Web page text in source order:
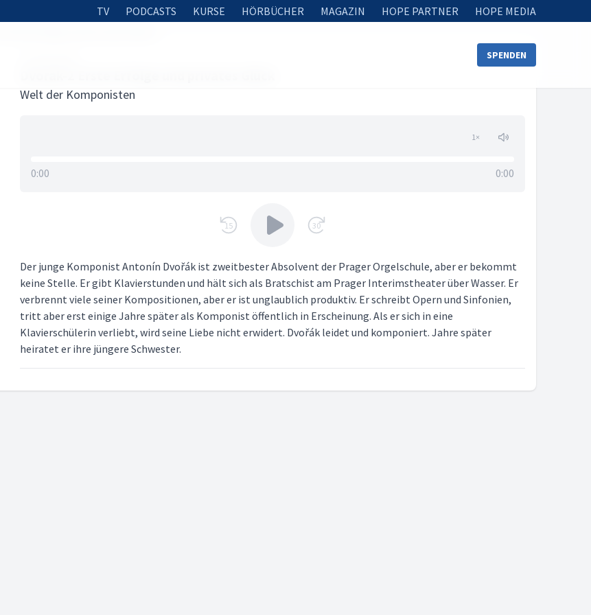
TV PODCASTS KURSE HÖRBÜCHER MAGAZIN HOPE PARTNER HOPE MEDIA
SPENDEN
Welt der Komponisten
1×
0:00 0:00
15 30
Der junge Komponist Antonín Dvořák ist zweitbester Absolvent der Prager Orgelschule, aber er bekommt
keine Stelle. Er gibt Klavierstunden und hält sich als Bratschist am Prager Interimstheater über Wasser. Er
verbrennt viele seiner Kompositionen, aber er ist unglaublich produktiv. Er schreibt Opern und Sinfonien,
tritt aber erst einige Jahre später als Komponist öffentlich in Erscheinung. Als er sich in eine
Klavierschülerin verliebt, wird seine Liebe nicht erwidert. Dvořák leidet und komponiert. Jahre später
heiratet er ihre jüngere Schwester.